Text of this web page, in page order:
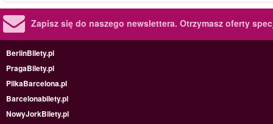
Zapisz się do naszego newslettera. Otrzymasz oferty
BerlinBilety.pl
PragaBilety.pl
PilkaBarcelona.pl
Barcelonabilety.pl
NowyJorkBilety.pl